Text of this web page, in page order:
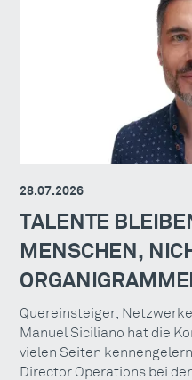
28.07.2026
TALENTE
MENSCHEN,
Quereinsteiger,
Manuel Siciliano hat die
vielen Seiten
Director Operations bei